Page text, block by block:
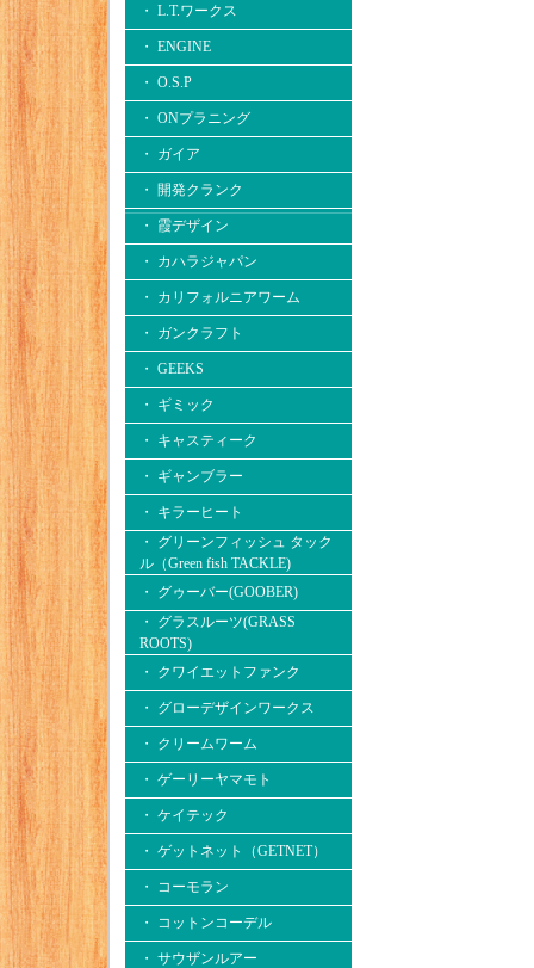
・ L.T.ワークス
・ ENGINE
・ O.S.P
・ ONプラニング
・ ガイア
・ 開発クランク
・ 霞デザイン
・ カハラジャパン
・ カリフォルニアワーム
・ ガンクラフト
・ GEEKS
・ ギミック
・ キャスティーク
・ ギャンブラー
・ キラーヒート
・ グリーンフィッシュ タック
ル（Green fish TACKLE)
・ グゥーバー(GOOBER)
・ グラスルーツ(GRASS
ROOTS)
・ クワイエットファンク
・ グローデザインワークス
・ クリームワーム
・ ゲーリーヤマモト
・ ケイテック
・ ゲットネット（GETNET）
・ コーモラン
・ コットンコーデル
・ サウザンルアー